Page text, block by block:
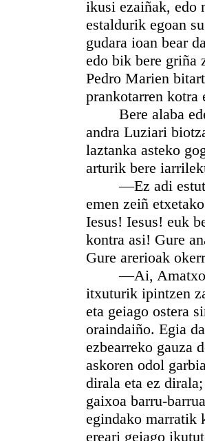
ikusi ezaiñak, edo
estaldurik egoan
gudara ioan bear
edo bik bere griña
Pedro Marien
prankotarren kotra
Bere alaba
andra Luziari
laztanka asteko
arturik bere
—Ez adi estutu,
emen zeiñ
Iesus! Iesus! euk
kontra asi! Gure
Gure arerioak
—Ai, Amatxo!
itxuturik ipintzen
eta geiago ostera
oraindaiño. Egia
ezbearreko gauza
askoren odol
dirala eta ez
gaixoa barru-
egindako marratik
ereari geiago